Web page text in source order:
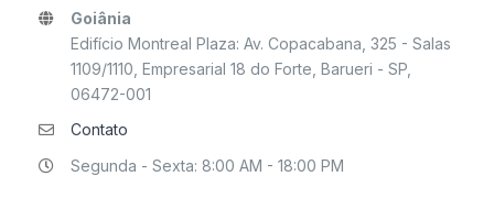
Goiânia
Edifício Montreal Plaza: Av. Copacabana, 325 - Salas
1109/1110, Empresarial 18 do Forte, Barueri - SP,
06472-001
Contato
Segunda - Sexta: 8:00 AM - 18:00 PM